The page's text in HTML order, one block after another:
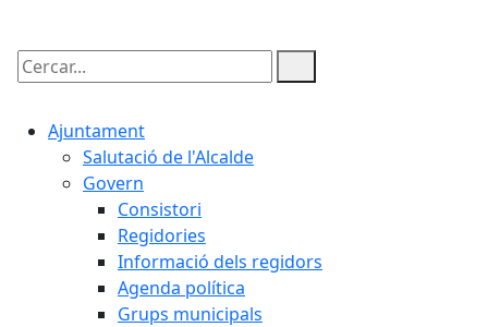
Cercar:
Ajuntament
Salutació de l'Alcalde
Govern
Consistori
Regidories
Informació dels regidors
Agenda política
Grups municipals